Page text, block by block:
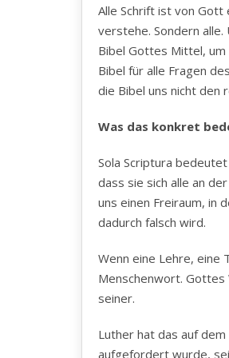
Alle Schrift ist von Gott
verstehe. Sondern alle.
Bibel Gottes Mittel,
Bibel für alle Fragen
die Bibel uns nicht den
Was das konkret
Sola Scriptura
dass sie sich alle an
uns einen Freiraum, in
dadurch falsch wird.
Wenn eine Lehre, eine
Menschenwort. Gottes
seiner.
Luther hat das auf
aufgefordert wurde,